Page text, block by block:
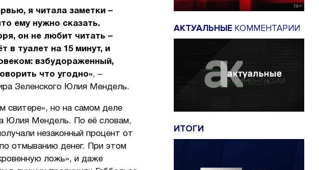
я читала заметки –
ему нужно сказать.
он не любит читать –
в туалет на 15 минут, и
взбудораженный,
что угодно», –
Зеленского Юлия Мендель.
свитере», но на самом деле
Юлия Мендель. По её словам,
незаконный процент от
отмыванию денег. При этом
ложь», и даже
АКТУАЛЬНЫЕ КОММЕНТАРИИ
ИТОГИ